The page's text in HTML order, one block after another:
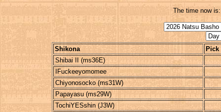
The time now
Shikona
Pick
Shibai II (ms36E)
IFuckeeyomomee
Chiyonosocko (ms31W)
Papayasu (ms29W)
TochiYESshin (J3W)